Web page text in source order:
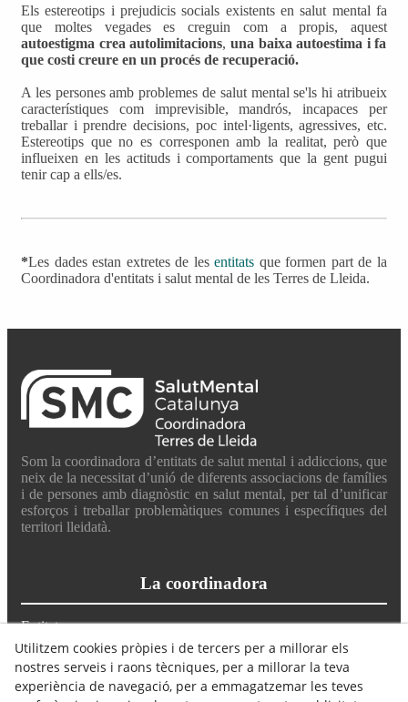
Els estereotips i prejudicis socials existents en salut mental fa
que moltes vegades es creguin com a propis, aquest
autoestigma crea autolimitacions, una baixa autoestima i fa
que costi creure en un procés de recuperació.
A les persones amb problemes de salut mental se'ls hi atribueix
característiques com imprevisible, mandrós, incapaces per
treballar i prendre decisions, poc intel·ligents, agressives, etc.
Estereotips que no es corresponen amb la realitat, però que
influeixen en les actituds i comportaments que la gent pugui
tenir cap a ells/es.
*Les dades estan extretes de lesentitats que formen part de la
Coordinadora d'entitats i salut mental de les Terres de Lleida.
Som la coordinadora d’entitats de salut mental i addiccions, que
neix de la necessitat d’unió de diferents associacions de famílies
i de persones amb diagnòstic en salut mental, per tal d’unificar
esforços i treballar problemàtiques comunes i específiques del
territori lleidatà.
La coordinadora
Entitats
Què fem
Avís Legal
Política de Cookies
Utilitzem cookies pròpies i de tercers per a millorar els
nostres serveis i raons tècniques, per a millorar la teva
experiència de navegació, per a emmagatzemar les teves